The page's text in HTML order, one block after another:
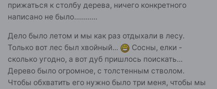
прижаться к столбу дерева, ничего конкретного
написано не было............
Дело было летом и мы как раз отдыхали в лесу.
Только вот лес был хвойный...
Сосны, елки -
сколько угодно, а вот дуб пришлось поискать...
Дерево было огромное, с толстенным стволом.
Чтобы обхватить его нужно было три меня, чтобы мы